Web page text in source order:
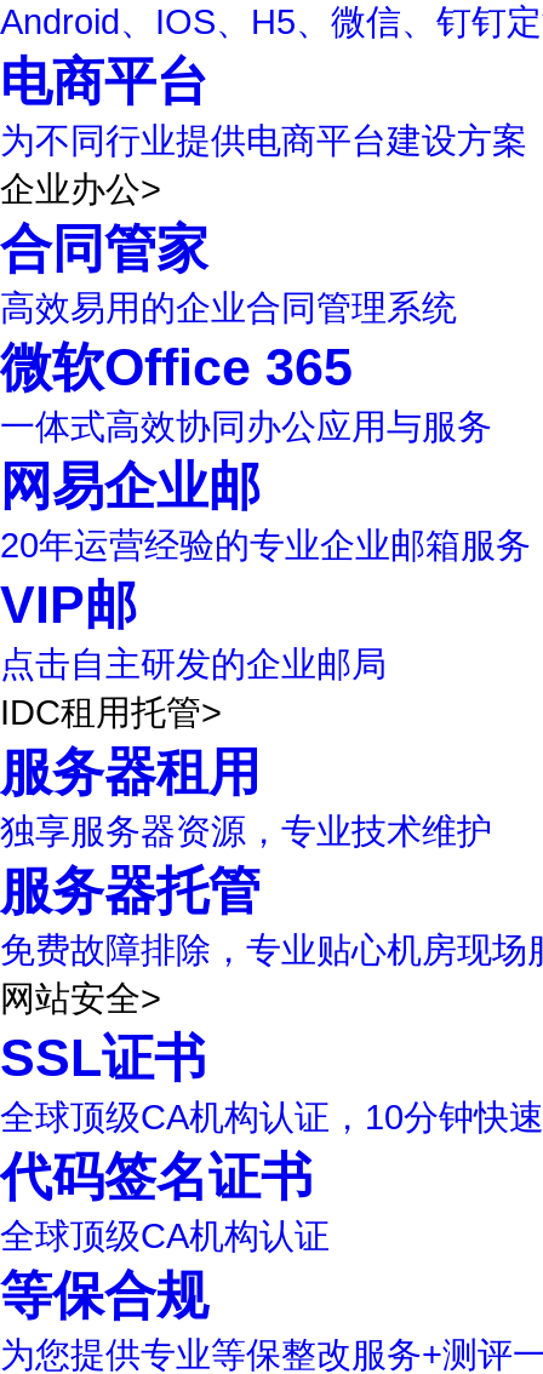
Android、IOS、H5、微信、钉钉
电商平台
为不同行业提供电商平台建设方案
企业办公>
合同管家
高效易用的企业合同管理系统
微软Office 365
一体式高效协同办公应用与服务
网易企业邮
20年运营经验的专业企业邮箱服务
VIP邮
点击自主研发的企业邮局
IDC租用托管>
服务器租用
独享服务器资源，专业技术维护
服务器托管
免费故障排除，专业贴心机房现场
网站安全>
SSL证书
全球顶级CA机构认证，10分钟快
代码签名证书
全球顶级CA机构认证
等保合规
为您提供专业等保整改服务+测评